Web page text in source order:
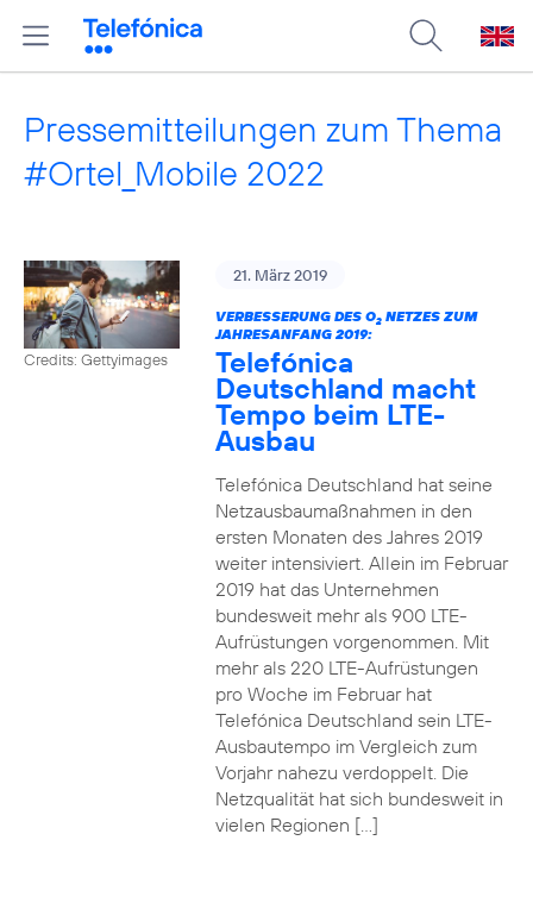
Pressemitteilungen zum Thema
#Ortel_Mobile 2022
Credits: Gettyimages
21. März 2019
VERBESSERUNG DES O2NETZES ZUM
JAHRESANFANG 2019:
Telefónica
Deutschland macht
Tempo beim LTE-
Ausbau
Telefónica Deutschland hat seine
Netzausbaumaßnahmen in den
ersten Monaten des Jahres 2019
weiter intensiviert. Allein im Februar
2019 hat das Unternehmen
bundesweit mehr als 900 LTE-
Aufrüstungen vorgenommen. Mit
mehr als 220 LTE-Aufrüstungen
pro Woche im Februar hat
Telefónica Deutschland sein LTE-
Ausbautempo im Vergleich zum
Vorjahr nahezu verdoppelt. Die
Netzqualität hat sich bundesweit in
vielen Regionen […]